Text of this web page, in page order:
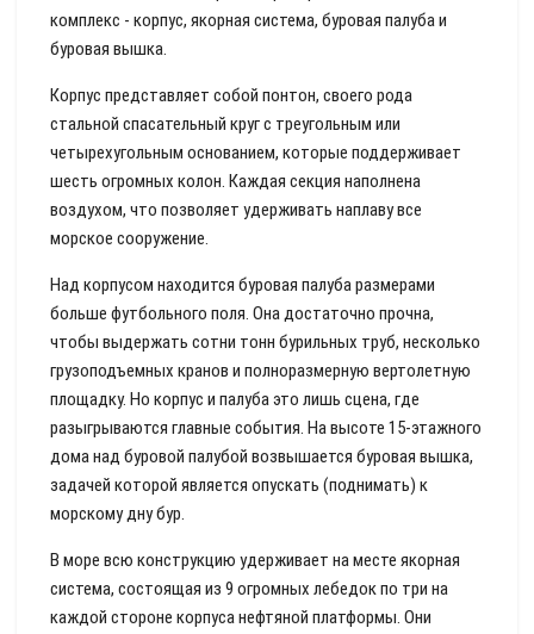
комплекс - корпус, якорная система, буровая палуба и
буровая вышка.
Корпус представляет собой понтон, своего рода
стальной спасательный круг с треугольным или
четырехугольным основанием, которые поддерживает
шесть огромных колон. Каждая секция наполнена
воздухом, что позволяет удерживать наплаву все
морское сооружение.
Над корпусом находится буровая палуба размерами
больше футбольного поля. Она достаточно прочна,
чтобы выдержать сотни тонн бурильных труб, несколько
грузоподъемных кранов и полноразмерную вертолетную
площадку. Но корпус и палуба это лишь сцена, где
разыгрываются главные события. На высоте 15-этажного
дома над буровой палубой возвышается буровая вышка,
задачей которой является опускать (поднимать) к
морскому дну бур.
В море всю конструкцию удерживает на месте якорная
система, состоящая из 9 огромных лебедок по три на
каждой стороне корпуса нефтяной платформы. Они